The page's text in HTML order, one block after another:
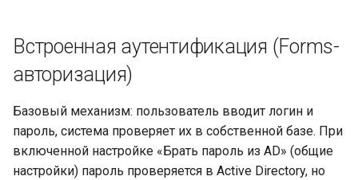
Встроенная аутентификация (Forms-
авторизация)
Базовый механизм: пользователь вводит логин и
пароль, система проверяет их в собственной базе. При
включенной настройке «Брать пароль из AD» (общие
настройки) пароль проверяется в Active Directory, но